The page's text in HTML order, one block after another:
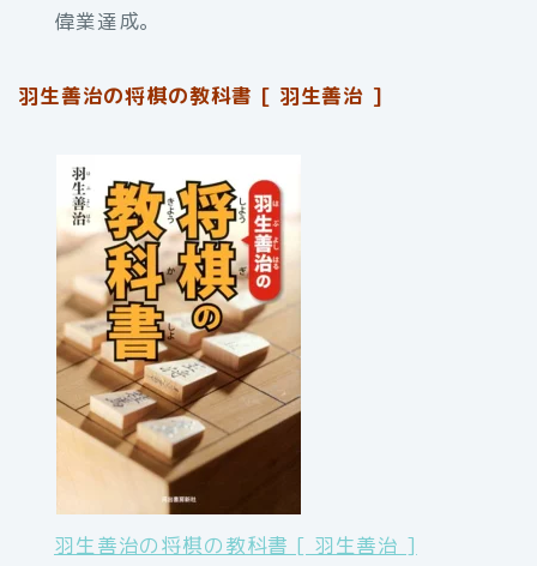
偉業達成。
羽生善治の将棋の教科書 [ 羽生善治 ]
羽生善治の将棋の教科書 [ 羽生善治 ]